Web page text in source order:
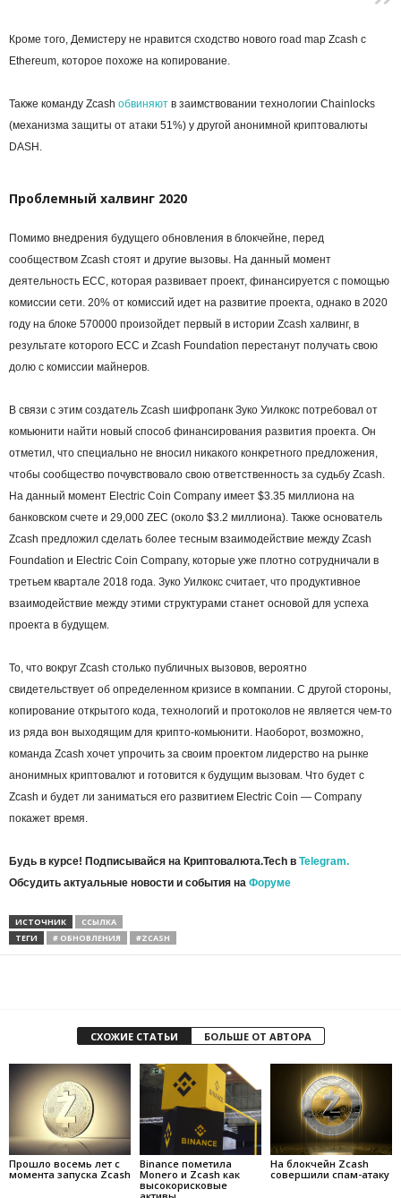
Кроме того, Демистеру не нравится сходство нового road map Zcash с
Ethereum, которое похоже на копирование.
Также команду Zcash обвиняют в заимствовании технологии Chainlocks
(механизма защиты от атаки 51%) у другой анонимной криптовалюты
DASH.
Проблемный халвинг 2020
Помимо внедрения будущего обновления в блокчейне, перед
сообществом Zcash стоят и другие вызовы. На данный момент
деятельность ECC, которая развивает проект, финансируется с помощью
комиссии сети. 20% от комиссий идет на развитие проекта, однако в 2020
году на блоке 570000 произойдет первый в истории Zcash халвинг, в
результате которого ECC и Zcash Foundation перестанут получать свою
долю с комиссии майнеров.
В связи с этим создатель Zcash шифропанк Зуко Уилкокс потребовал от
комьюнити найти новый способ финансирования развития проекта. Он
отметил, что специально не вносил никакого конкретного предложения,
чтобы сообщество почувствовало свою ответственность за судьбу Zcash.
На данный момент Electric Coin Company имеет $3.35 миллиона на
банковском счете и 29,000 ZEC (около $3.2 миллиона). Также основатель
Zcash предложил сделать более тесным взаимодействие между Zcash
Foundation и Electric Coin Company, которые уже плотно сотрудничали в
третьем квартале 2018 года. Зуко Уилкокс считает, что продуктивное
взаимодействие между этими структурами станет основой для успеха
проекта в будущем.
То, что вокруг Zcash столько публичных вызовов, вероятно
свидетельствует об определенном кризисе в компании. С другой стороны,
копирование открытого кода, технологий и протоколов не является чем-то
из ряда вон выходящим для крипто-комьюнити. Наоборот, возможно,
команда Zcash хочет упрочить за своим проектом лидерство на рынке
анонимных криптовалют и готовится к будущим вызовам. Что будет с
Zcash и будет ли заниматься его развитием Electric Coin — Company
покажет время.
Будь в курсе! Подписывайся на Криптовалюта.Tech в Telegram.
Обсудить актуальные новости и события на Форуме
ИСТОЧНИК
ССЫЛКА
ТЕГИ
# ОБНОВЛЕНИЯ #ZCASH
СХОЖИЕ СТАТЬИ БОЛЬШЕ ОТ АВТОРА
Прошло восемь лет с
момента запуска Zcash
Binance пометила
Monero и Zcash как
высокорисковые
На блокчейн Zcash
совершили спам-атаку